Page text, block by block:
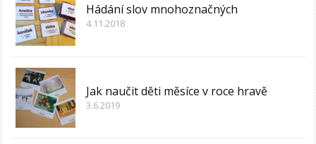
Hádání slov mnohoznačných
4.11.2018
Jak naučit děti měsíce v roce hravě
3.6.2019